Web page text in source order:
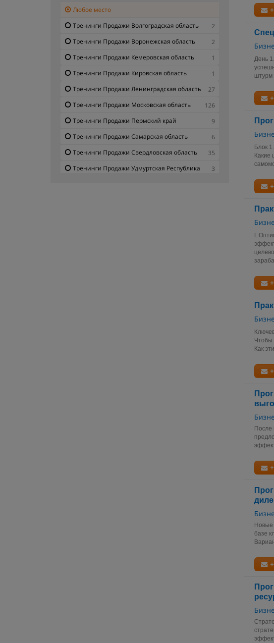
День
штурм
Блок
Какие
I.
Чтобы
Как
После
Новые
базе
Любое место
Тренинги Продажи Волгоградская область
2
Тренинги Продажи Воронежская область
2
Тренинги Продажи Кемеровская область
1
Тренинги Продажи Кировская область
1
Тренинги Продажи Ленинградская область
27
Тренинги Продажи Московская область
126
Тренинги Продажи Пермский край
9
Тренинги Продажи Самарская область
6
Тренинги Продажи Свердловская область
35
Тренинги Продажи Удмуртская Республика
3